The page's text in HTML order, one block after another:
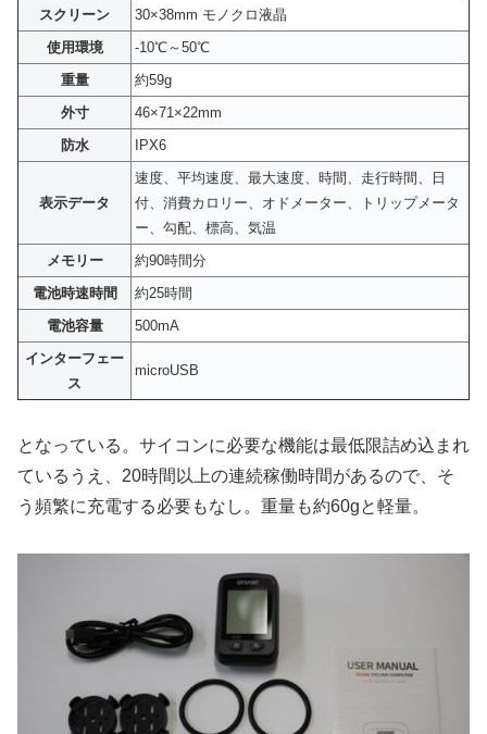
スクリーン
30×38mm モノクロ液晶
使用環境
-10℃～50℃
重量
約59g
外寸
46×71×22mm
防水
IPX6
表示データ
速度、平均速度、最大速度、時間、走行時間、日
付、消費カロリー、オドメーター、トリップメータ
ー、勾配、標高、気温
メモリー
約90時間分
電池時速時間
約25時間
電池容量
500mA
インターフェー
ス
microUSB
となっている。サイコンに必要な機能は最低限詰め込まれ
ているうえ、20時間以上の連続稼働時間があるので、そ
う頻繁に充電する必要もなし。重量も約60gと軽量。